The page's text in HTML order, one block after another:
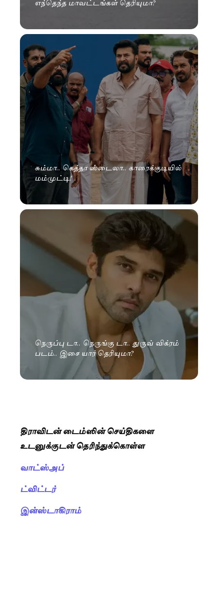
சும்மா.. கெத்தா ஸ்டைலா.. காரைக்குடியில்
மம்முட்டி!
நெருப்பு டா.. நெருங்கு டா.. துருவ் விக்ரம்
படம்.. இசை யார் தெரியுமா?
திராவிடன் டைம்ஸின் செய்திகளை
உடனுக்குடன் தெரிந்துக்கொள்ள
வாட்ஸ்அப்
ட்விட்டர்
இன்ஸ்டாகிராம்